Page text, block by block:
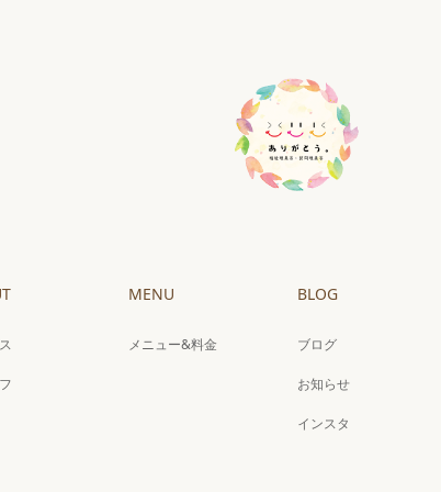
MENU
メニュー&料金
BLOG
ブログ
お知らせ
インスタ